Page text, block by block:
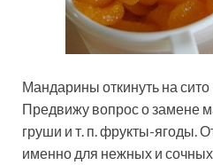
Мандарины откинуть на сито
Предвижу вопрос о замене
груши и т. п. фрукты-ягоды.
именно для нежных и сочных